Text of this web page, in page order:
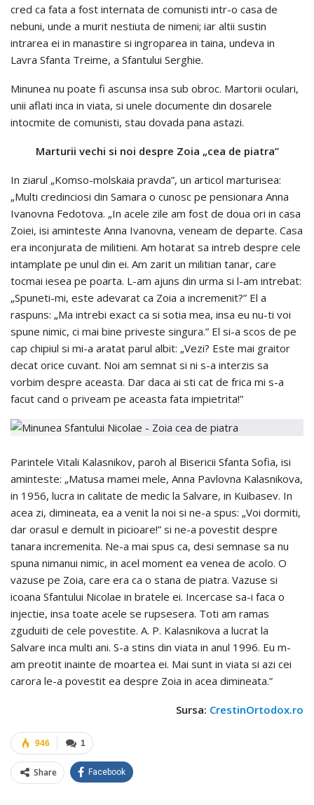
cred ca fata a fost internata de comunisti intr-o casa de
nebuni, unde a murit nestiuta de nimeni; iar altii sustin
intrarea ei in manastire si ingroparea in taina, undeva in
Lavra Sfanta Treime, a Sfantului Serghie.
Minunea nu poate fi ascunsa insa sub obroc. Martorii oculari,
unii aflati inca in viata, si unele documente din dosarele
intocmite de comunisti, stau dovada pana astazi.
Marturii vechi si noi despre Zoia „cea de piatra”
In ziarul „Komso-molskaia pravda”, un articol marturisea:
„Multi credinciosi din Samara o cunosc pe pensionara Anna
Ivanovna Fedotova. „In acele zile am fost de doua ori in casa
Zoiei, isi aminteste Anna Ivanovna, veneam de departe. Casa
era inconjurata de militieni. Am hotarat sa intreb despre cele
intamplate pe unul din ei. Am zarit un militian tanar, care
tocmai iesea pe poarta. L-am ajuns din urma si l-am intrebat:
„Spuneti-mi, este adevarat ca Zoia a incremenit?” El a
raspuns: „Ma intrebi exact ca si sotia mea, insa eu nu-ti voi
spune nimic, ci mai bine priveste singura.” El si-a scos de pe
cap chipiul si mi-a aratat parul albit: „Vezi? Este mai graitor
decat orice cuvant. Noi am semnat si ni s-a interzis sa
vorbim despre aceasta. Dar daca ai sti cat de frica mi s-a
facut cand o priveam pe aceasta fata impietrita!”
Parintele Vitali Kalasnikov, paroh al Bisericii Sfanta Sofia, isi
aminteste: „Matusa mamei mele, Anna Pavlovna Kalasnikova,
in 1956, lucra in calitate de medic la Salvare, in Kuibasev. In
acea zi, dimineata, ea a venit la noi si ne-a spus: „Voi dormiti,
dar orasul e demult in picioare!” si ne-a povestit despre
tanara incremenita. Ne-a mai spus ca, desi semnase sa nu
spuna nimanui nimic, in acel moment ea venea de acolo. O
vazuse pe Zoia, care era ca o stana de piatra. Vazuse si
icoana Sfantului Nicolae in bratele ei. Incercase sa-i faca o
injectie, insa toate acele se rupsesera. Toti am ramas
zguduiti de cele povestite. A. P. Kalasnikova a lucrat la
Salvare inca multi ani. S-a stins din viata in anul 1996. Eu m-
am preotit inainte de moartea ei. Mai sunt in viata si azi cei
carora le-a povestit ea despre Zoia in acea dimineata.”
Sursa: CrestinOrtodox.ro
1
946
Share Facebook